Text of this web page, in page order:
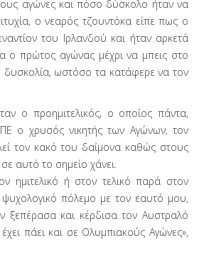
αγώνες και πόσο δύσκολο ήταν να
ο νεαρός τζουντόκα είπε πως ο
του Ιρλανδού και ήταν αρκετά
ο πρώτος αγώνας μέχρι να μπεις στο
δυσκολία, ωστόσο τα κατάφερε να τον
ο προημιτελικός, ο οποίος πάντα,
ο χρυσός νικητής των Αγώνων, τον
τον κακό του δαίμονα καθώς στους
αυτό το σημείο χάνει.
ημιτελικό ή στον τελικό παρά στον
ψυχολογικό πόλεμο με τον εαυτό μου,
ξεπέρασα και κέρδισα τον Αυστραλό
πάει και σε Ολυμπιακούς Αγώνες»,